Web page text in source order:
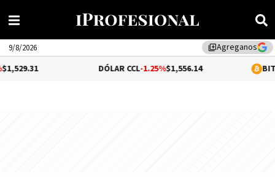
library_addAgreganos
9/8/2026
-1.25%$1,556.14 -0.25%